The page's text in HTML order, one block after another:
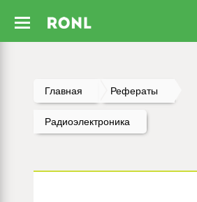
Главная Рефераты
Радиоэлектроника